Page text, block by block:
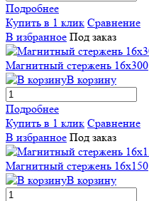
Подробнее
Купить в 1 клик Сравнение
В избранное Под заказ
Магнитный стержень 16х300
В корзину
Подробнее
Купить в 1 клик Сравнение
В избранное Под заказ
Магнитный стержень 16х150
В корзину